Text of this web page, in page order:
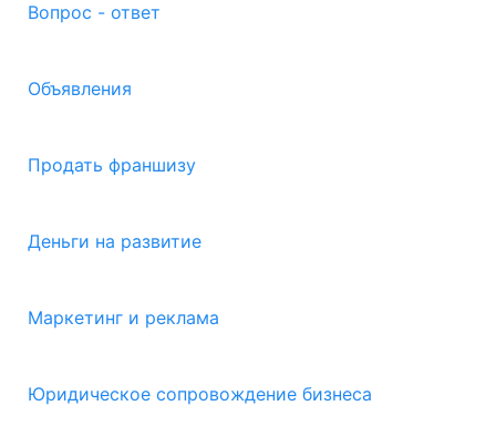
Вопрос - ответ
Объявления
Продать франшизу
Деньги на развитие
Маркетинг и реклама
Юридическое сопровождение бизнеса